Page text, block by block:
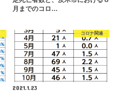
月までのコロ…
コロナ関連
2021.1.23